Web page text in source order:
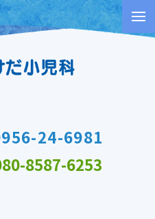
24-6981
8587-6253